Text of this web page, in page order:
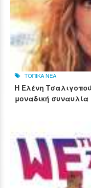
ΤΟΠΙΚΑ ΝΕΑ
Η Ελένη
μοναδική συναυλία